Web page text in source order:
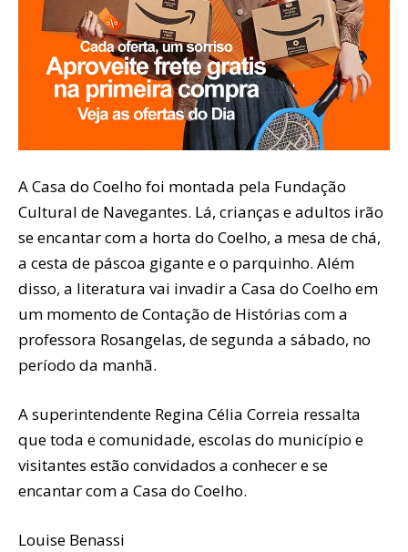
A Casa do Coelho foi montada pela Fundação
Cultural de Navegantes. Lá, crianças e adultos irão
se encantar com a horta do Coelho, a mesa de chá,
a cesta de páscoa gigante e o parquinho. Além
disso, a literatura vai invadir a Casa do Coelho em
um momento de Contação de Histórias com a
professora Rosangelas, de segunda a sábado, no
período da manhã.
A superintendente Regina Célia Correia ressalta
que toda e comunidade, escolas do município e
visitantes estão convidados a conhecer e se
encantar com a Casa do Coelho.
Louise Benassi